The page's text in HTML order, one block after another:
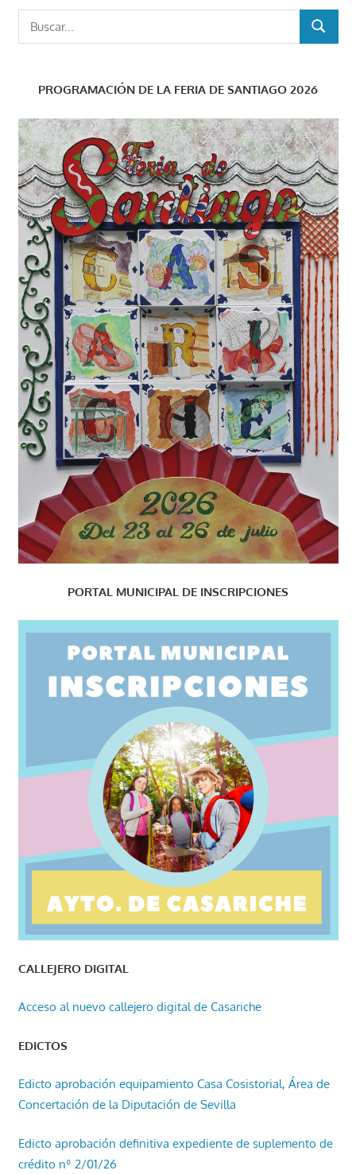
BUSCAR
PROGRAMACIÓN DE LA FERIA DE SANTIAGO 2026
PORTAL MUNICIPAL DE INSCRIPCIONES
CALLEJERO DIGITAL
Acceso al nuevo callejero digital de Casariche
EDICTOS
Edicto aprobación equipamiento Casa Cosistorial, Área de
Concertación de la Diputación de Sevilla
Edicto aprobación definitiva expediente de suplemento de
crédito nº 2/01/26